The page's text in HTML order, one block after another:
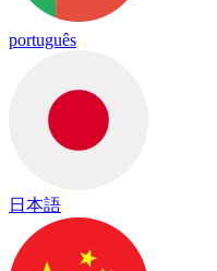
português
日本語